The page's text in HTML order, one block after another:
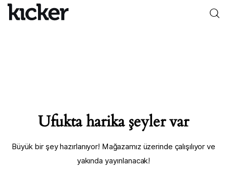
Categories
Design
Ufukta harika şeyler var
Büyük bir şey hazırlanıyor! Mağazamız üzerinde çalışılıyor ve
yakında yayınlanacak!